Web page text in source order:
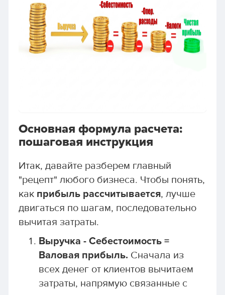
Основная формула расчета:
пошаговая инструкция
Итак, давайте разберем главный
"рецепт" любого бизнеса. Чтобы понять,
как прибыль рассчитывается, лучше
двигаться по шагам, последовательно
вычитая затраты.
Выручка - Себестоимость =
Валовая прибыль. Сначала из
всех денег от клиентов вычитаем
затраты, напрямую связанные с